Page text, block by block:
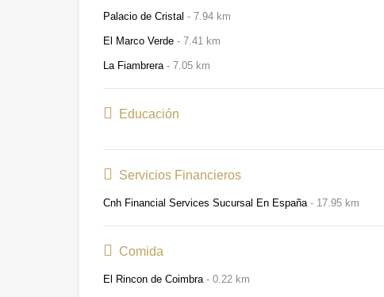
Palacio de Cristal 7.94 km
El Marco Verde 7.41 km
La Fiambrera 7.05 km
Educación
Servicios Financieros
Cnh Financial Services Sucursal En España 17.95 km
Comida
El Rincon de Coimbra 0.22 km